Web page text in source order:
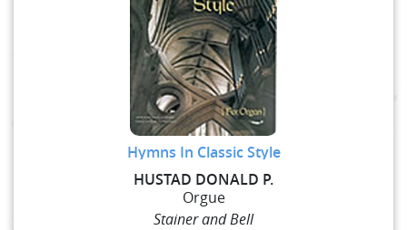
Hymns In Classic Style
HUSTAD DONALD P.
Orgue
Stainer and Bell